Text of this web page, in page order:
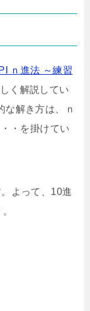
ｎ進法 ～練習
く解説してい
な解き方は、ｎ
・を掛けてい
よって、10進